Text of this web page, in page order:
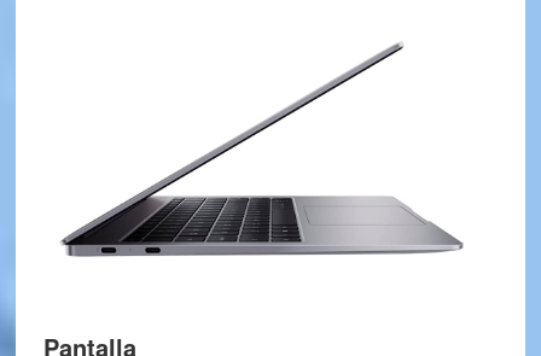
Pantalla